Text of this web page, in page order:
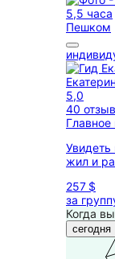
5,5 часа
Пешком
5,0
40
жил и
257 $
за
Когда
сегодня